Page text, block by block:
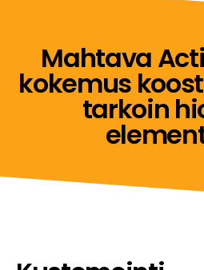
Mahtava
kokemus
tarkoin